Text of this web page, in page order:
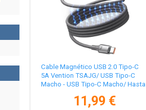
Cable Magnético USB 2.0 Tipo-C
5A Vention TSAJG/ USB Tipo-C
Macho - USB Tipo-C Macho/ Hasta
11,99 €